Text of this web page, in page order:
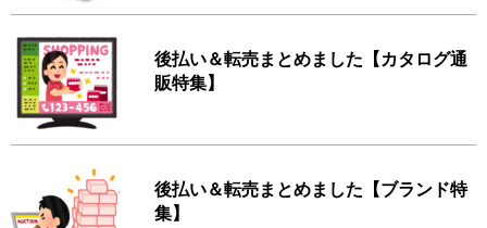
後払い＆転売まとめました【カタログ通
販特集】
後払い＆転売まとめました【ブランド特
集】